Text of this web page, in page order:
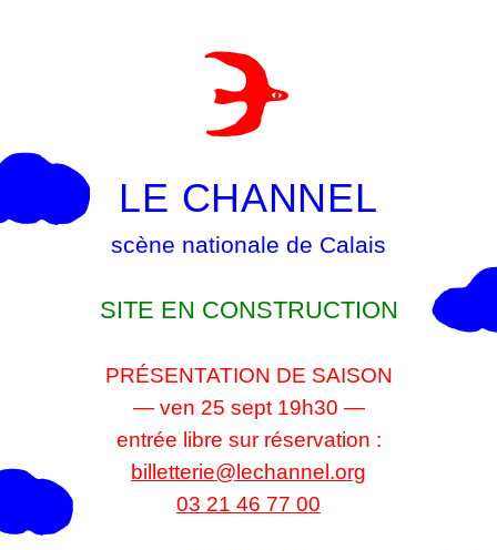
LE CHANNEL
scène nationale de Calais
SITE EN CONSTRUCTION
PRÉSENTATION DE SAISON
— ven 25 sept 19h30 —
entrée libre sur réservation :
billetterie@lechannel.org
03 21 46 77 00